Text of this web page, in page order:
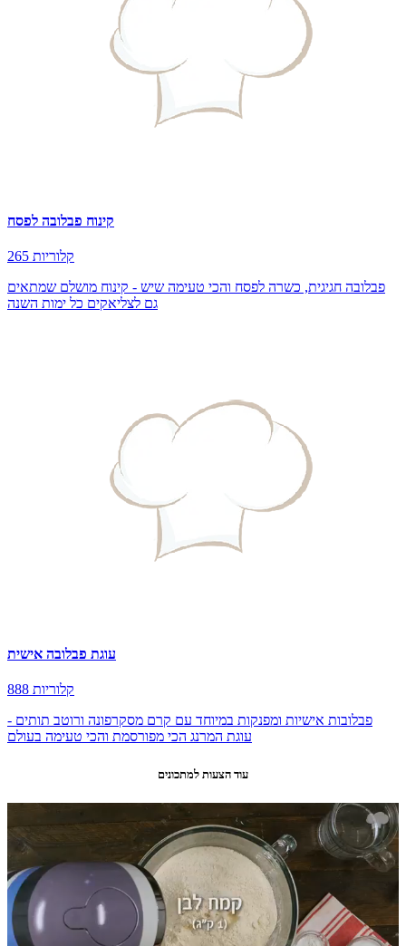
קינוח פבלובה לפסח
265 קלוריות
פבלובה חגיגית, כשרה לפסח והכי טעימה שיש - קינוח מושלם שמתאים
גם לצליאקים כל ימות השנה
עוגת פבלובה אישית
888 קלוריות
פבלובות אישיות ומפנקות במיוחד עם קרם מסקרפונה ורוטב תותים -
עוגת המרנג הכי מפורסמת והכי טעימה בעולם
עוד הצעות למתכונים